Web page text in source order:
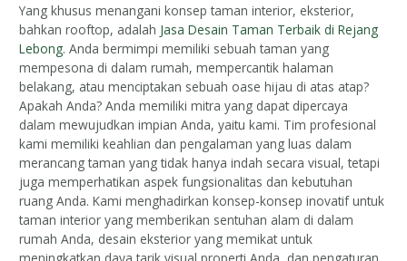
Yang khusus menangani konsep taman interior, eksterior,
bahkan rooftop, adalah Jasa Desain Taman Terbaik di Rejang
Lebong. Anda bermimpi memiliki sebuah taman yang
mempesona di dalam rumah, mempercantik halaman
belakang, atau menciptakan sebuah oase hijau di atas atap?
Apakah Anda? Anda memiliki mitra yang dapat dipercaya
dalam mewujudkan impian Anda, yaitu kami. Tim profesional
kami memiliki keahlian dan pengalaman yang luas dalam
merancang taman yang tidak hanya indah secara visual, tetapi
juga memperhatikan aspek fungsionalitas dan kebutuhan
ruang Anda. Kami menghadirkan konsep-konsep inovatif untuk
taman interior yang memberikan sentuhan alam di dalam
rumah Anda, desain eksterior yang memikat untuk